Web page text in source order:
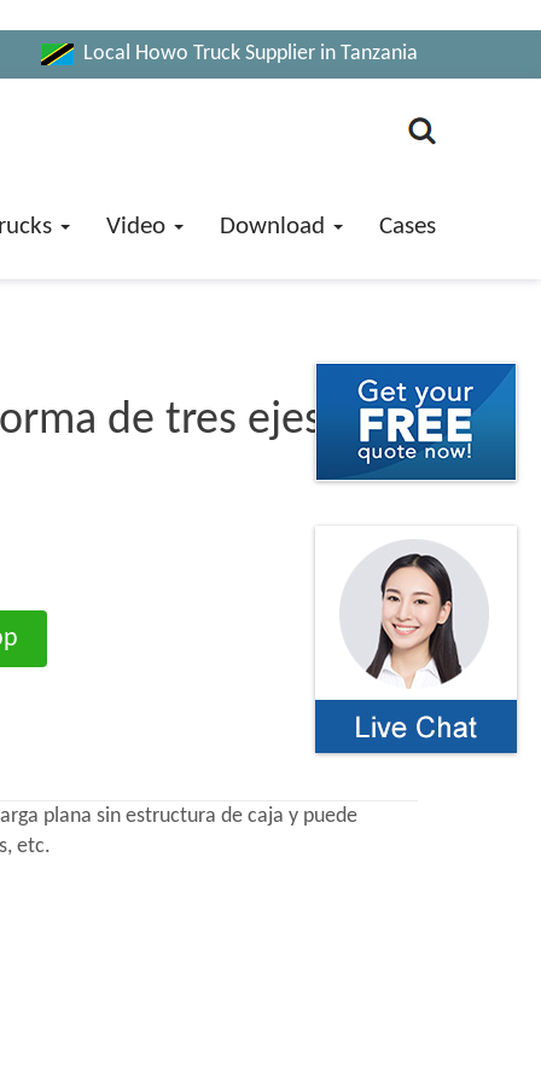
Local Howo Truck Supplier in Tanzania
Video Download Cases
de tres ejes de
plana sin estructura de caja y puede
etc.